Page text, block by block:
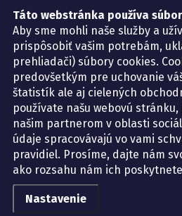
Táto webstránka používa
Aby sme mohli naše služby a
prispôsobiť vašim potrebám,
prehliadači) súbory cookies.
predovšetkým pre uchovanie
štatistík ale aj cielených
používate našu webovú
našim partnerom v oblasti
údaje spracovávajú vo vami
pravidiel. Prosíme, dajte nám
ako rozsahu nám ich
Nastavenie